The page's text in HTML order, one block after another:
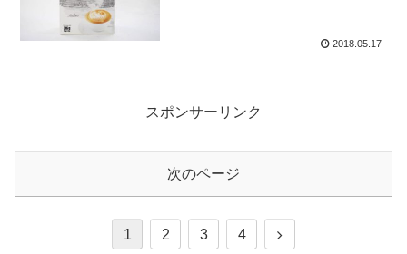
2018.05.17
スポンサーリンク
次のページ
1 2 3 4 次